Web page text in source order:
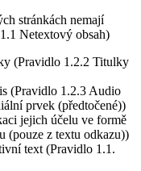
stránkách nemají
Netextový obsah)
(Pravidlo 1.2.2 Titulky
(Pravidlo 1.2.3 Audio
prvek (předtočené))
jejich účelu ve formě
(pouze z textu odkazu))
text (Pravidlo 1.1.